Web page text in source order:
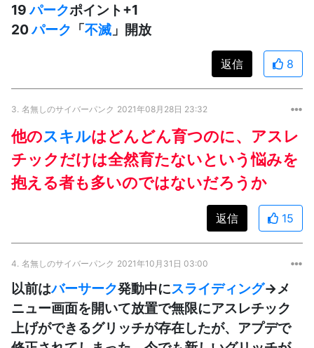
19パークポイント+1
20パーク 「不滅 」開放
返信 8
3. 名無しのサイバーパンク 2021年08月28日 23:32
他のスキルはどんどん育つのに、アスレ
チックだけは全然育たないという悩みを
抱える者も多いのではないだろうか
返信 15
4. 名無しのサイバーパンク 2021年10月31日 03:00
以前はバーサーク発動中にスライディング→メ
ニュー画面を開いて放置で無限にアスレチック
上げができるグリッチが存在したが、アプデで